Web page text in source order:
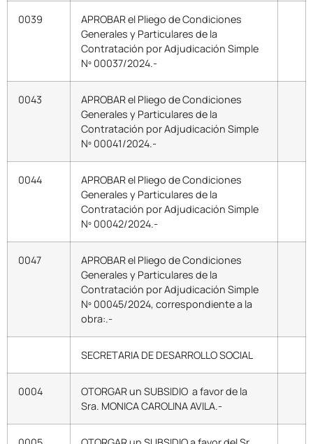
0039
APROBAR el Pliego de Condiciones
Generales y Particulares de la
Contratación por Adjudicación Simple
Nº 00037/2024.-
0043
APROBAR el Pliego de Condiciones
Generales y Particulares de la
Contratación por Adjudicación Simple
Nº 00041/2024.-
0044
APROBAR el Pliego de Condiciones
Generales y Particulares de la
Contratación por Adjudicación Simple
Nº 00042/2024.-
0047
APROBAR el Pliego de Condiciones
Generales y Particulares de la
Contratación por Adjudicación Simple
Nº 00045/2024, correspondiente a la
obra:.-
SECRETARIA DE DESARROLLO SOCIAL
0004
OTORGAR un SUBSIDIO a favor de la
Sra. MONICA CAROLINA AVILA.-